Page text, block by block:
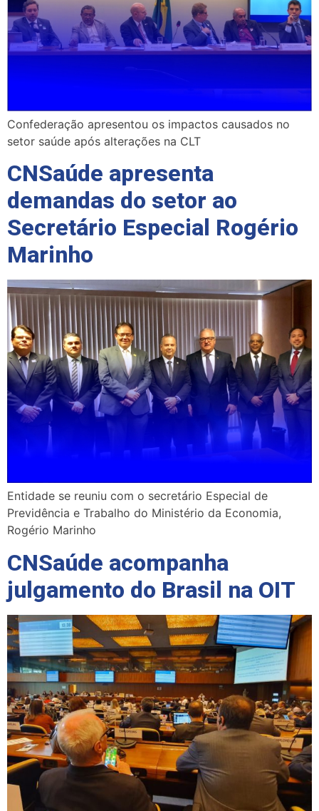
Confederação apresentou os impactos causados no
setor saúde após alterações na CLT
CNSaúde apresenta
demandas do setor ao
Secretário Especial Rogério
Marinho
Entidade se reuniu com o secretário Especial de
Previdência e Trabalho do Ministério da Economia,
Rogério Marinho
CNSaúde acompanha
julgamento do Brasil na OIT